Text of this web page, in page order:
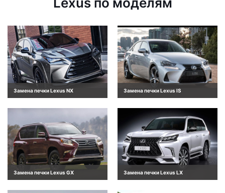
Замена печки Lexus NX Замена печки Lexus IS
Замена печки Lexus GX Замена печки Lexus LX